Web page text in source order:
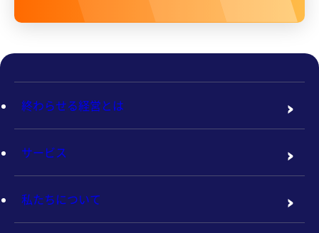
終わらせる経営とは
サービス
私たちについて